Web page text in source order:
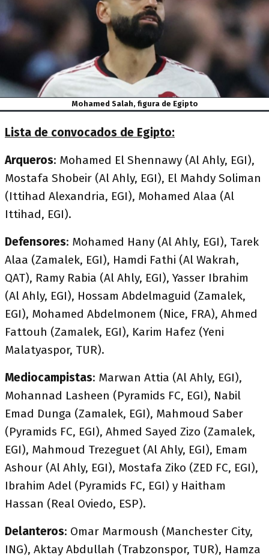
Mohamed Salah, figura de Egipto
Lista de convocados de Egipto:
Arqueros: Mohamed El Shennawy (Al Ahly, EGI),
Mostafa Shobeir (Al Ahly, EGI), El Mahdy Soliman
(Ittihad Alexandria, EGI), Mohamed Alaa (Al
Ittihad, EGI).
Defensores: Mohamed Hany (Al Ahly, EGI), Tarek
Alaa (Zamalek, EGI), Hamdi Fathi (Al Wakrah,
QAT), Ramy Rabia (Al Ahly, EGI), Yasser Ibrahim
(Al Ahly, EGI), Hossam Abdelmaguid (Zamalek,
EGI), Mohamed Abdelmonem (Nice, FRA), Ahmed
Fattouh (Zamalek, EGI), Karim Hafez (Yeni
Malatyaspor, TUR).
Mediocampistas: Marwan Attia (Al Ahly, EGI),
Mohannad Lasheen (Pyramids FC, EGI), Nabil
Emad Dunga (Zamalek, EGI), Mahmoud Saber
(Pyramids FC, EGI), Ahmed Sayed Zizo (Zamalek,
EGI), Mahmoud Trezeguet (Al Ahly, EGI), Emam
Ashour (Al Ahly, EGI), Mostafa Ziko (ZED FC, EGI),
Ibrahim Adel (Pyramids FC, EGI) y Haitham
Hassan (Real Oviedo, ESP).
Delanteros: Omar Marmoush (Manchester City,
ING), Aktay Abdullah (Trabzonspor, TUR), Hamza